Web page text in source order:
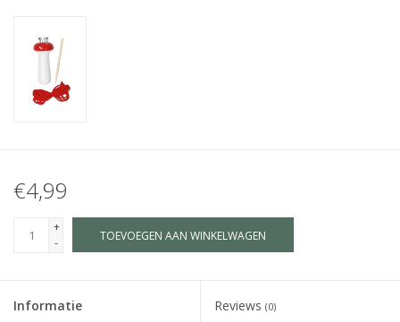
€4,99
+
-
TOEVOEGEN AAN WINKELWAGEN
Informatie Reviews (0)